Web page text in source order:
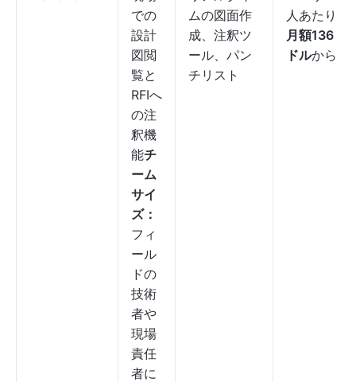
での
設計
図閲
覧と
RFIへ
の注
釈機
能チ
ーム
サイ
ズ：
フィ
ール
ドの
技術
者や
現場
責任
者に
ムの図面作
成、注釈ツ
ール、パン
チリスト
人あたり
月額136
ドルから